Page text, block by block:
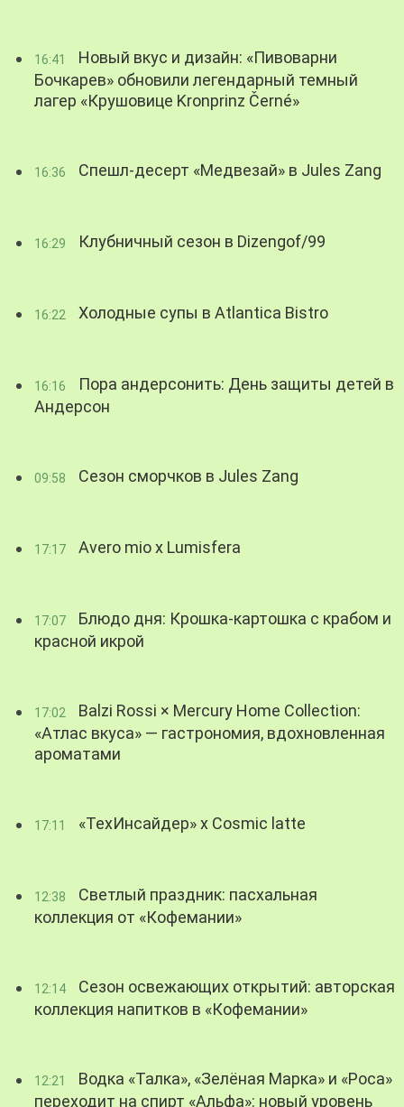
16:41
Новый вкус и дизайн: «Пивоварни
Бочкарев» обновили легендарный темный
лагер «Крушовице Kronprinz Černé»
16:36 Спешл-десерт «Медвезай» в Jules Zang
16:29 Клубничный сезон в Dizengof/99
16:22 Холодные супы в Atlantica Bistro
16:16
Пора андерсонить: День защиты детей в
Андерсон
09:58 Сезон сморчков в Jules Zang
17:17 Avero mio x Lumisfera
17:07
Блюдо дня: Крошка-картошка с крабом и
красной икрой
17:02
Balzi Rossi × Mercury Home Collection:
«Атлас вкуса» — гастрономия, вдохновленная
ароматами
17:11 «ТехИнсайдер» х Cosmic latte
12:38
Светлый праздник: пасхальная
коллекция от «Кофемании»
12:14
Сезон освежающих открытий: авторская
коллекция напитков в «Кофемании»
12:21
Водка «Талка», «Зелёная Марка» и «Роса»
переходит на спирт «Альфа»: новый уровень